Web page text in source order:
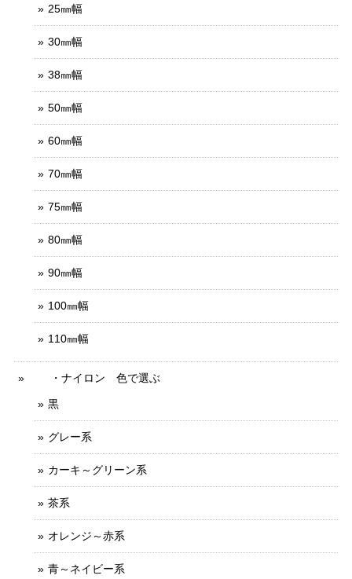
25㎜幅
30㎜幅
38㎜幅
50㎜幅
60㎜幅
70㎜幅
75㎜幅
80㎜幅
90㎜幅
100㎜幅
110㎜幅
・ナイロン 色で選ぶ
黒
グレー系
カーキ～グリーン系
茶系
オレンジ～赤系
青～ネイビー系